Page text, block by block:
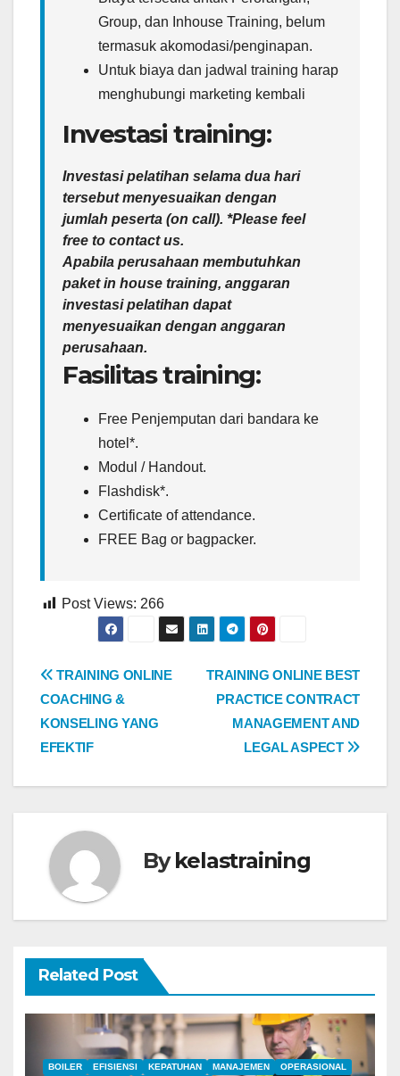
Group, dan Inhouse Training, belum
termasuk akomodasi/penginapan.
Untuk biaya dan jadwal training harap
menghubungi marketing kembali
Investasi training:
Investasi pelatihan selama dua hari
tersebut menyesuaikan dengan
jumlah peserta (on call). *Please feel
free to contact us.
Apabila perusahaan membutuhkan
paket in house training, anggaran
investasi pelatihan dapat
menyesuaikan dengan anggaran
perusahaan.
Fasilitas training:
Free Penjemputan dari bandara ke
hotel*.
Modul / Handout.
Flashdisk*.
Certificate of attendance.
FREE Bag or bagpacker.
Post Views: 266
Post
navigation
TRAINING ONLINE BEST
PRACTICE CONTRACT
MANAGEMENT AND
LEGAL ASPECT
TRAINING ONLINE
COACHING &
KONSELING YANG
EFEKTIF
Bykelastraining
Related Post
BOILER EFISIENSI KEPATUHAN MANAJEMEN
OPERASIONAL